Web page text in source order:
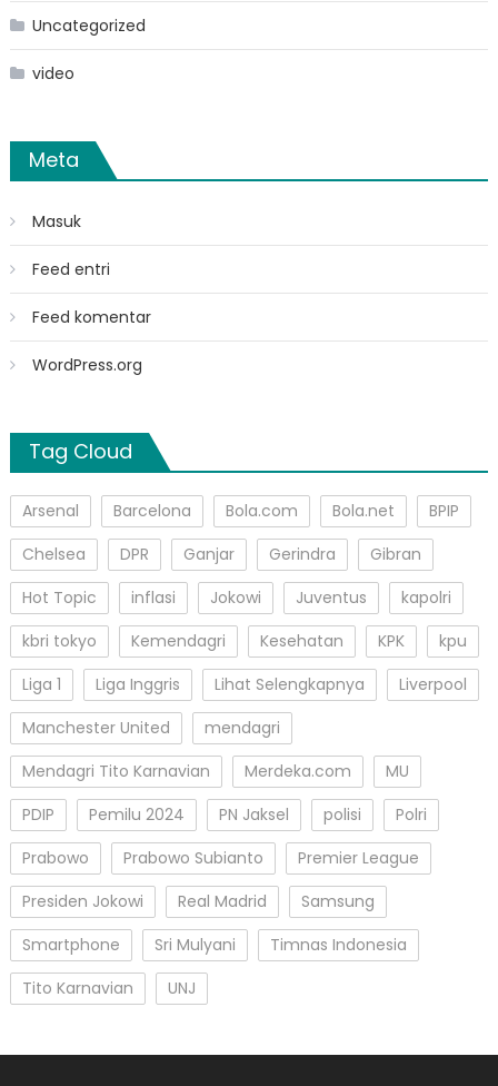
Uncategorized
video
Meta
Masuk
Feed entri
Feed komentar
WordPress.org
Tag Cloud
Arsenal Barcelona Bola.com Bola.net
BPIP
Chelsea
DPR Ganjar Gerindra
Gibran
Hot Topic
inflasi Jokowi Juventus
kapolri
kbri tokyo
Kemendagri Kesehatan KPK
kpu
Liga 1
Liga Inggris Lihat Selengkapnya
Liverpool
Manchester United
mendagri
Mendagri Tito Karnavian
Merdeka.com
MU
PDIP
Pemilu 2024 PN Jaksel polisi
Polri
Prabowo
Prabowo Subianto
Premier League
Presiden Jokowi
Real Madrid
Samsung
Smartphone
Sri Mulyani
Timnas Indonesia
Tito Karnavian
UNJ